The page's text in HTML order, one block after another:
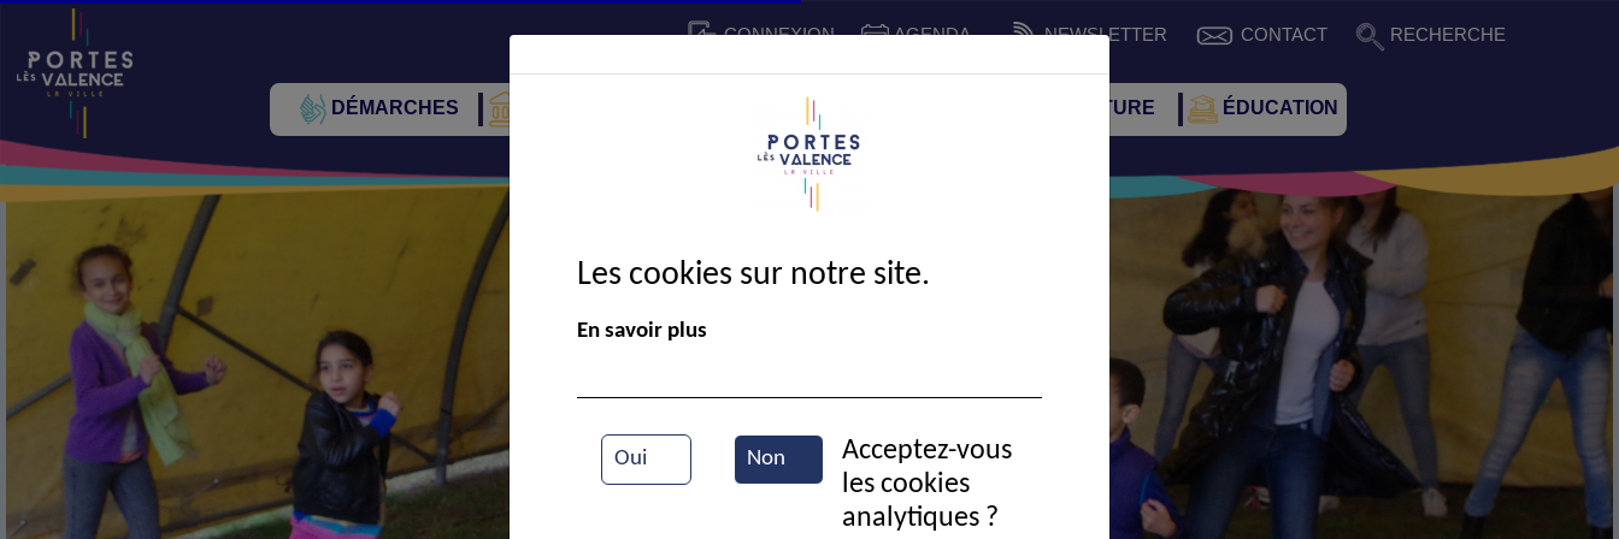
CONNEXION AGENDA NEWSLETTER CONTACT RECHERCHE
DÉMARCHES CADRE DE VIE SPORT ET CULTURE ÉDUCATION
Journée famille
Les cookies sur notre site.
En savoir plus
Oui Non
Acceptez-vous
les cookies
analytiques ?